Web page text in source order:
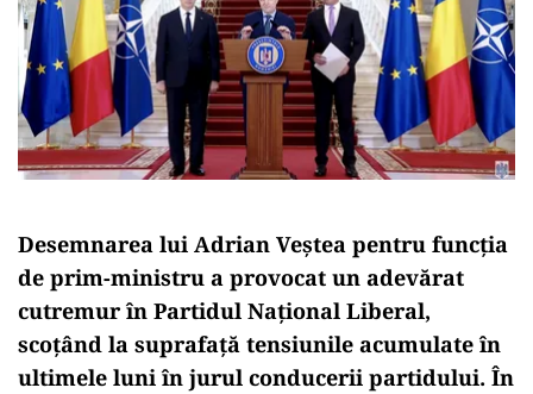
Desemnarea lui Adrian Veștea pentru funcția
de prim-ministru a provocat un adevărat
cutremur în Partidul Național Liberal,
scoțând la suprafață tensiunile acumulate în
ultimele luni în jurul conducerii partidului. În